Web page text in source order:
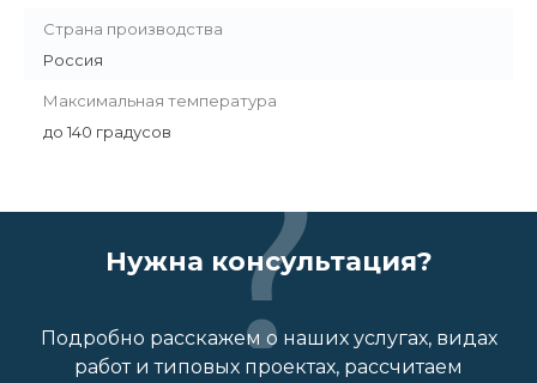
Страна производства
Россия
Максимальная температура
до 140 градусов
Нужна консультация?
Подробно расскажем о наших услугах, видах
работ и типовых проектах, рассчитаем